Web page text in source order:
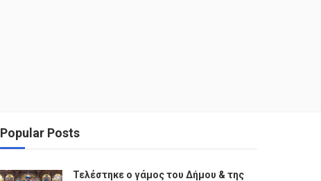
Popular Posts
Τελέστηκε ο γάμος του Δήμου & της